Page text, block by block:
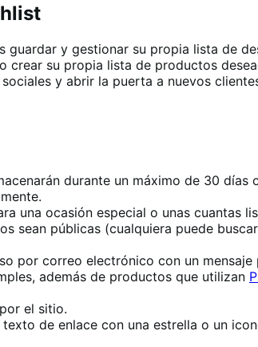
y gestionar su propia lista de
su propia lista de productos
y abrir la puerta a nuevos
durante un máximo de 30 días
una ocasión especial o unas cuantas
sean públicas (cualquiera puede
por correo electrónico con un mensaje
además de productos que utilizan
el sitio.
de enlace con una estrella o un